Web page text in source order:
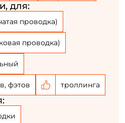
для:
проводка)
проводка)
фэтов троллинга